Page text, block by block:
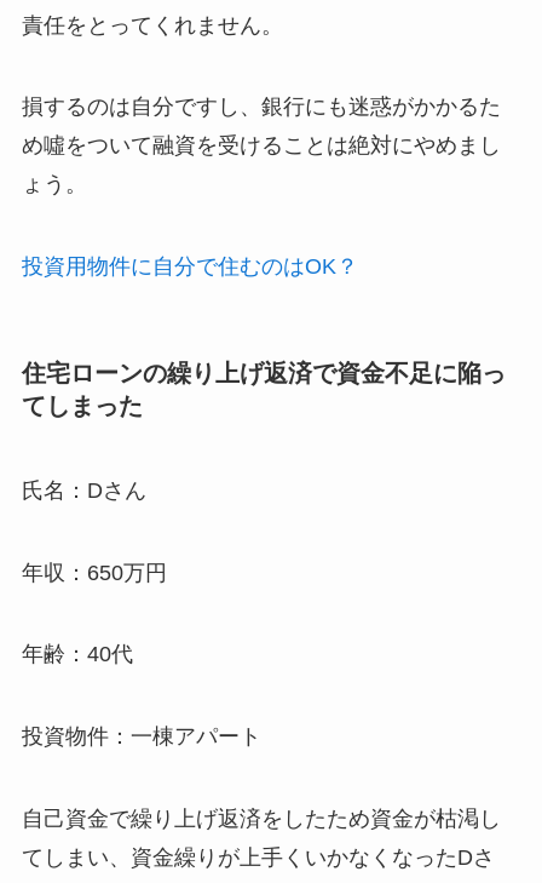
責任をとってくれません。
損するのは自分ですし、銀行にも迷惑がかかるた
め噓をついて融資を受けることは絶対にやめまし
ょう。
投資用物件に自分で住むのはOK？
住宅ローンの繰り上げ返済で資金不足に陥っ
てしまった
氏名：Dさん
年収：650万円
年齢：40代
投資物件：一棟アパート
自己資金で繰り上げ返済をしたため資金が枯渇し
てしまい、資金繰りが上手くいかなくなったDさ